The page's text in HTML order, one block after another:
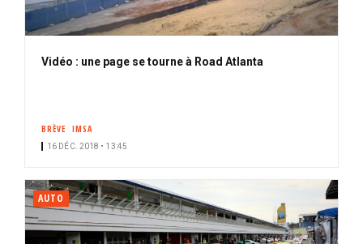
Vidéo : une page se tourne à Road Atlanta
BRÈVE IMSA
16 DÉC. 2018 • 13:45
AUTO